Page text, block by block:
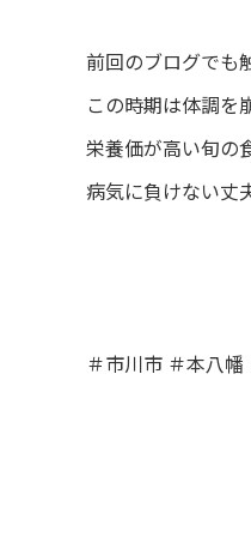
前回のブログでも
この時期は体調を
栄養価が高い旬の
病気に負けない丈
＃市川市 ＃本八